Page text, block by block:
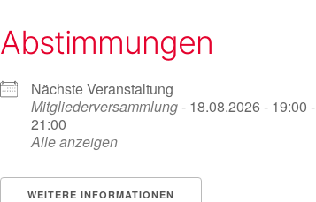
Abstimmungen
Nächste Veranstaltung
Mitgliederversammlung- 18.08.2026 - 19:00 -
21:00
Alle anzeigen
WEITERE INFORMATIONEN